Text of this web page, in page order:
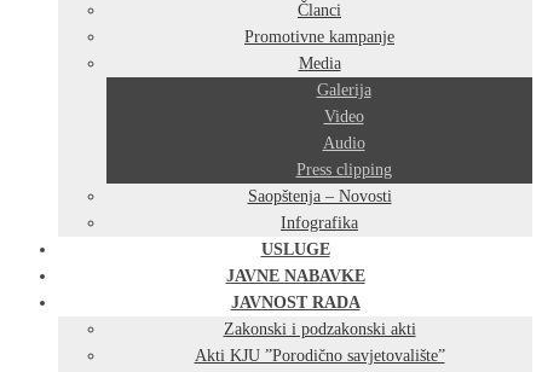
Članci
Promotivne kampanje
Media
Galerija
Video
Audio
Press clipping
Saopštenja – Novosti
Infografika
USLUGE
JAVNE NABAVKE
JAVNOST RADA
Zakonski i podzakonski akti
Akti KJU ”Porodično savjetovalište”